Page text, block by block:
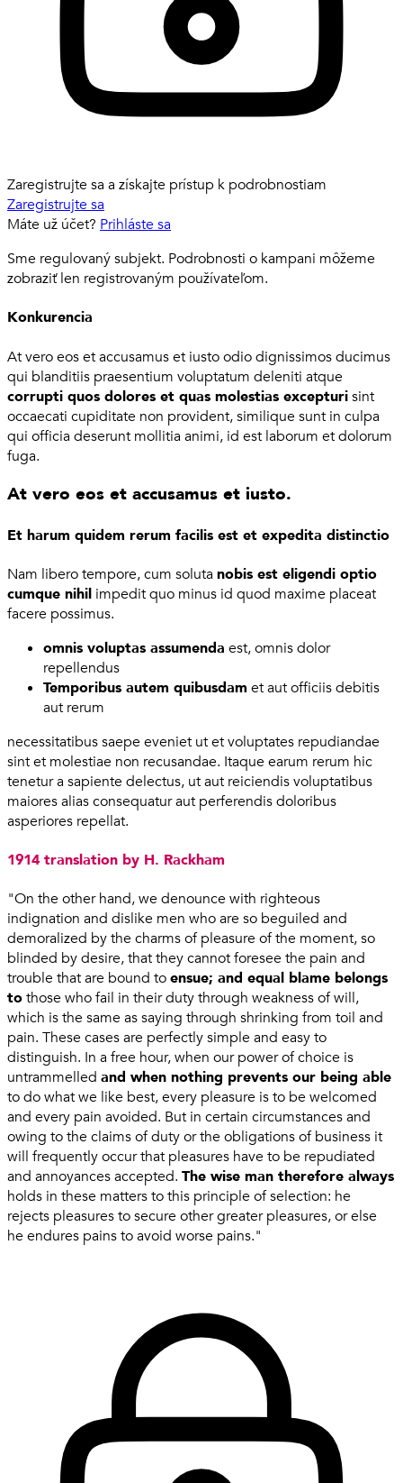
Zaregistrujte sa a získajte prístup k podrobnostiam
Zaregistrujte sa
Máte už účet? Prihláste sa
Sme regulovaný subjekt. Podrobnosti o kampani môžeme
zobraziť len registrovaným používateľom.
Konkurencia
At vero eos et accusamus et iusto odio dignissimos ducimus
qui blanditiis praesentium voluptatum deleniti atque
corrupti quos dolores et quas molestias excepturisint
occaecati cupiditate non provident, similique sunt in culpa
qui officia deserunt mollitia animi, id est laborum et dolorum
fuga.
At vero eos et accusamus et iusto.
Et harum quidem rerum facilis est et expedita distinctio
Nam libero tempore, cum soluta nobis est eligendi optio
cumque nihil impedit quo minus id quod maxime placeat
facere possimus.
omnis voluptas assumenda est, omnis dolor
repellendus
Temporibus autem quibusdam et aut officiis debitis
aut rerum
necessitatibus saepe eveniet ut et voluptates repudiandae
sint et molestiae non recusandae. Itaque earum rerum hic
tenetur a sapiente delectus, ut aut reiciendis voluptatibus
maiores alias consequatur aut perferendis doloribus
asperiores repellat.
1914 translation by H. Rackham
"On the other hand, we denounce with righteous
indignation and dislike men who are so beguiled and
demoralized by the charms of pleasure of the moment, so
blinded by desire, that they cannot foresee the pain and
trouble that are bound toensue; and equal blame belongs
tothose who fail in their duty through weakness of will,
which is the same as saying through shrinking from toil and
pain. These cases are perfectly simple and easy to
distinguish. In a free hour, when our power of choice is
untrammelled and when nothing prevents our being able
to do what we like best, every pleasure is to be welcomed
and every pain avoided. But in certain circumstances and
owing to the claims of duty or the obligations of business it
will frequently occur that pleasures have to be repudiated
and annoyances accepted. The wise man therefore always
holds in these matters to this principle of selection: he
rejects pleasures to secure other greater pleasures, or else
he endures pains to avoid worse pains."